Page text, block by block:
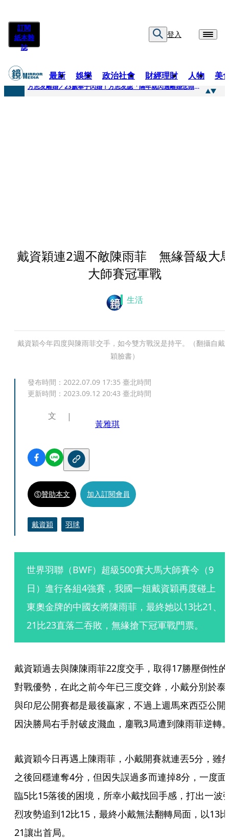
訂閱
紙本雜
誌
登入
最新 娛樂 政治社會 財經理財 人物 美
快訊
方志友離婚／23歲奉子閃婚！方志友認「隔年就閃過離婚念頭」 昔車內曖昧吳念軒風波再被挖
戴資穎連2週不敵陳雨菲 無緣晉級大
大師賽冠軍戰
生活
戴資穎今年四度與陳雨菲交手，如今雙方戰況是持平。（翻攝自戴
穎臉書）
發布時間： 2022.07.09 17:35 臺北時間
更新時間： 2023.09.12 20:43 臺北時間
文
黃雅琪
贊助本文 加入訂閱會員
戴資穎 羽球
世界羽聯（BWF）超級500賽大馬大師賽今（9
日）進行各組4強賽，我國一姐戴資穎再度碰上
東奧金牌的中國女將陳雨菲，最終她以13比21、
21比23直落二吞敗，無緣搶下冠軍戰門票。
戴資穎過去與陳陳雨菲22度交手，取得17勝壓倒性的
對戰優勢，在此之前今年已三度交鋒，小戴分別於泰
與印尼公開賽都是最後贏家，不過上週馬來西亞公開
因決勝局右手肘破皮濺血，鏖戰3局遭到陳雨菲逆轉
戴資穎今日再遇上陳雨菲，小戴開賽就連丟5分，雖
之後回穩連奪4分，但因失誤過多而連掉8分，一度面
臨5比15落後的困境，所幸小戴找回手感，打出一波
烈攻勢追到12比15，最終小戴無法翻轉局面，以13比
21讓出首局。